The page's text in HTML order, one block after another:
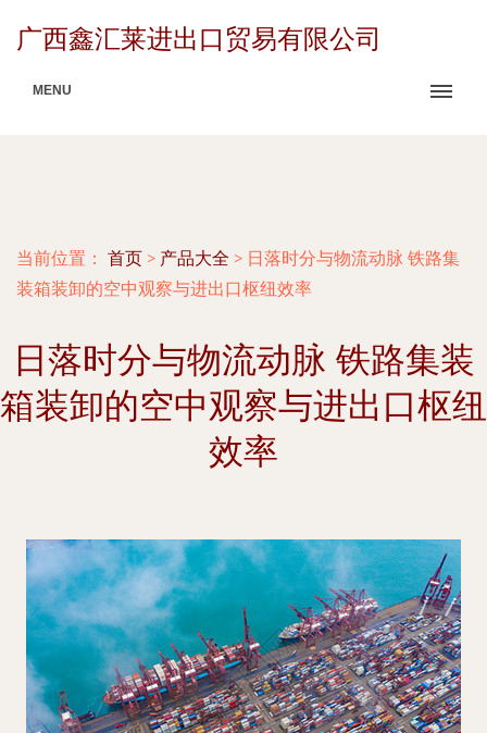
广西鑫汇莱进出口贸易有限公司
MENU
当前位置： 首页 > 产品大全 > 日落时分与物流动脉 铁路集
装箱装卸的空中观察与进出口枢纽效率
日落时分与物流动脉 铁路集装
箱装卸的空中观察与进出口枢纽
效率